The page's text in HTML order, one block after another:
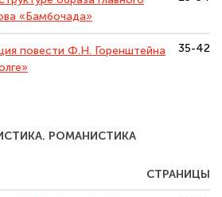
«Бамбочада»
повести Ф.Н. Горенштейна
35-42
РОМАНИСТИКА
СТРАНИЦЫ